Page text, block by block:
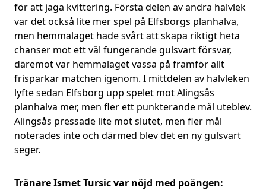
för att jaga kvittering. Första delen av andra halvlek
var det också lite mer spel på Elfsborgs planhalva,
men hemmalaget hade svårt att skapa riktigt heta
chanser mot ett väl fungerande gulsvart försvar,
däremot var hemmalaget vassa på framför allt
frisparkar matchen igenom. I mittdelen av halvleken
lyfte sedan Elfsborg upp spelet mot Alingsås
planhalva mer, men fler ett punkterande mål uteblev.
Alingsås pressade lite mot slutet, men fler mål
noterades inte och därmed blev det en ny gulsvart
seger.
Tränare Ismet Tursic var nöjd med poängen: